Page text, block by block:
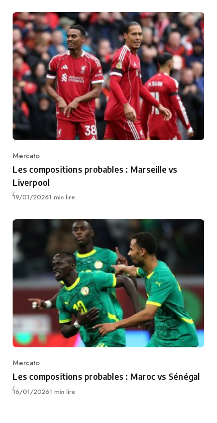
Category
Mercato
Les compositions probables : Marseille vs
Liverpool
Publié
19/01/20261 min lire
Category
Mercato
Les compositions probables : Maroc vs Sénégal
Publié
16/01/20261 min lire